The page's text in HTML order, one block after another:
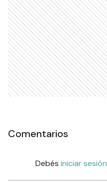
Comentarios
Debés iniciar sesión